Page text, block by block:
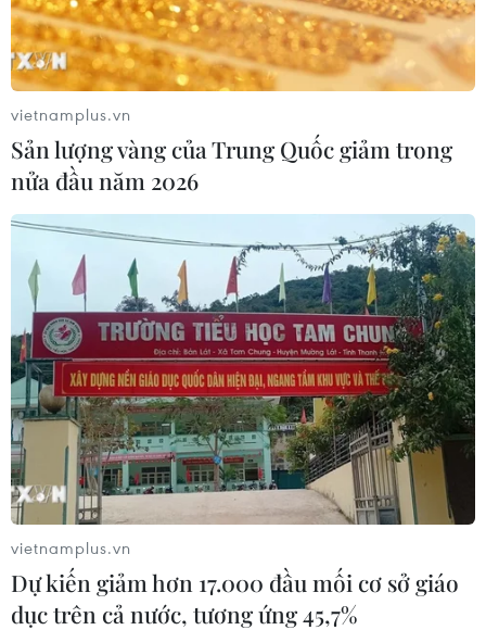
EU cân nhắc gia hạn giá trần khí đốt để
tránh khủng hoảng năng lượng
22/10/2023 22:06
Trước những lo ngại rằng tình hình xung đột Trung Đông
và sự cố tại một đường ống ở Biển Baltic có thể đẩy giá
tăng cao trở lại trong mùa Đông này, EU đang cân nhắc
việc gia hạn mức giá trần khí đốt.
vietnamplus.vn
Sản lượng vàng của Trung Quốc giảm trong
nửa đầu năm 2026
vietnamplus.vn
Dự kiến giảm hơn 17.000 đầu mối cơ sở giáo
dục trên cả nước, tương ứng 45,7%